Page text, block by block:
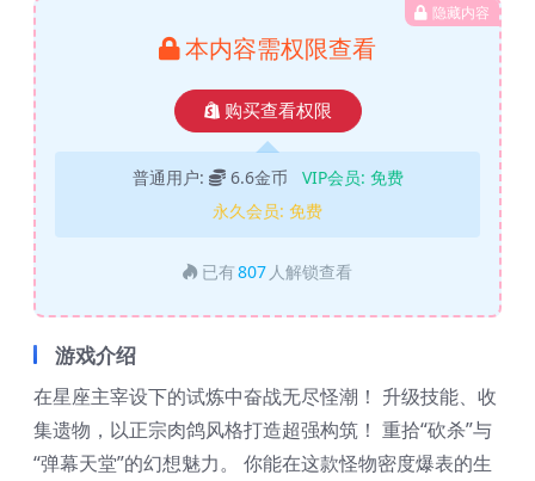
隐藏内容
本内容需权限查看
购买查看权限
普通用户: 6.6金币 VIP会员: 免费
永久会员: 免费
已有807 人解锁查看
游戏介绍
在星座主宰设下的试炼中奋战无尽怪潮！ 升级技能、收
集遗物，以正宗肉鸽风格打造超强构筑！ 重拾“砍杀”与
“弹幕天堂”的幻想魅力。 你能在这款怪物密度爆表的生